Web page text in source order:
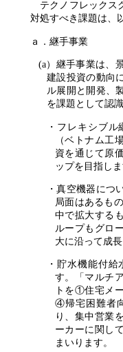
テクノフレックス
対処すべき課題は、
ａ．継手事業
(a）継手事業は、
建設投資の動向
ル展開と開発、
を課題として認
・フレキシブ
（ベトナム工
資を通じて原
ップを目指しま
・真空機器につ
局面はあるも
中で拡大する
ループもグロ
大に沿って成長
・貯水機能付
す。「マルチ
トを①住宅メ
④帰宅困難者
り、集中営業
ーカーに関し
まいります。